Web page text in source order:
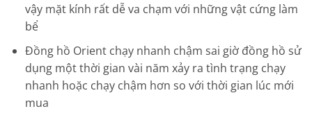
vậy mặt kính rất dễ va chạm với những vật cứng làm
bể
Đồng hồ Orient chạy nhanh chậm sai giờ đồng hồ sử
dụng một thời gian vài năm xảy ra tình trạng chạy
nhanh hoặc chạy chậm hơn so với thời gian lúc mới
mua